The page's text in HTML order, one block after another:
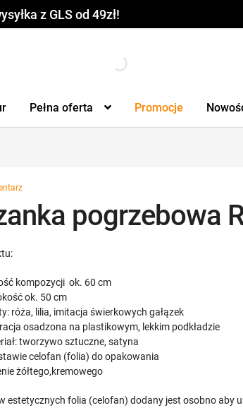
z GLS od 49zł!
Pełna oferta Promocje
pogrzebowa
kompozycji ok. 60 cm
ok. 50 cm
róża, lilia, imitacja świerkowych gałązek
osadzona na plastikowym, lekkim podkładzie
tworzywo sztuczne, satyna
celofan (folia) do opakowania
żółtego,kremowego
estetycznych folia (celofan) dodany jest osobno aby